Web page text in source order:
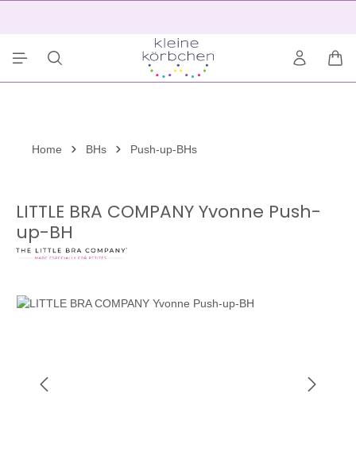
Home BHs Push-up-BHs
LITTLE BRA COMPANY Yvonne Push-
up-BH
Bildergalerie überspringen